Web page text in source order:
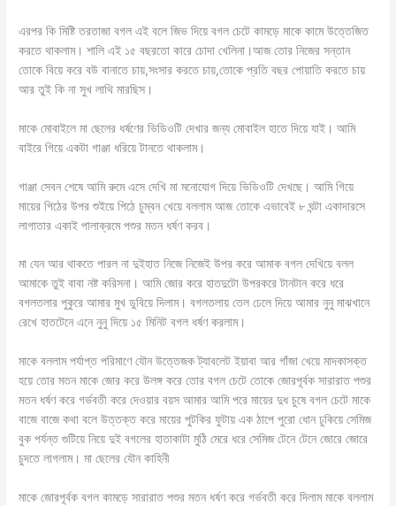
এরপর কি মিষ্টি তরতাজা বগল এই বলে জিভ দিয়ে বগল চেটে কামড়ে মাকে কামে উত্তেজিত
করতে থাকলাম। শালি এই ১৫ বছরতো কারে চোদা খেলিনা।আজ তোর নিজের সন্তান
তোকে বিয়ে করে বউ বানাতে চায়,সংসার করতে চায়,তোকে প্রতি বছর পোয়াতি করতে চায়
আর তুই কি না সুখ লাথি মারছিস।
মাকে মোবাইলে মা ছেলের ধর্ষণের ভিডিওটি দেখার জন্য মোবাইল হাতে দিয়ে যাই। আমি
বাইরে গিয়ে একটা গাঞ্জা ধরিয়ে টানতে থাকলাম।
গাঞ্জা সেবন শেষে আমি রুমে এসে দেখি মা মনোযোগ দিয়ে ভিডিওটি দেখছে। আমি গিয়ে
মায়ের পিঠের উপর শুইয়ে পিঠে চুম্বন খেয়ে বললাম আজ তোকে এভাবেই ৮ ঘন্টা একাদারসে
লাগাতার একাই পালাক্রমে পশুর মতন ধর্ষণ করব।
মা যেন আর থাকতে পারল না দুইহাত নিজে নিজেই উপর করে আমাক বগল দেখিয়ে বলল
আমাকে তুই বাবা নষ্ট করিসনা। আমি জোর করে হাতদুটো উপরকরে টানটান করে ধরে
বগলতলার পুকুরে আমার মুখ ডুবিয়ে দিলাম। বগলতলায় তেল ঢেলে দিয়ে আমার নুনু মাঝখানে
রেখে হাতটেনে এনে নুনু দিয়ে ১৫ মিনিট বগল ধর্ষণ করলাম।
মাকে বললাম পর্যাপ্ত পরিমাণে যৌন উত্তেজক ট্যাবলেট ইয়াবা আর গাঁজা খেয়ে মাদকাসক্ত
হয়ে তোর মতন মাকে জোর করে উলঙ্গ করে তোর বগল চেটে তোকে জোরপূর্বক সারারাত পশুর
মতন ধর্ষণ করে গর্ভবতী করে দেওয়ার বয়স আমার আমি পরে মায়ের দুধ চুষে বগল চেটে মাকে
বাজে বাজে কথা বলে উত্তক্ত করে মায়ের পুটকির ফুটায় এক ঠাপে পুরো ধোন ঢুকিয়ে সেমিজ
বুক পর্যন্ত গুটিয়ে নিয়ে দুই বগলের হাতাকাটা মুঠি মেরে ধরে সেমিজ টেনে টেনে জোরে জোরে
চুদতে লাগলাম। মা ছেলের যৌন কাহিনী
মাকে জোরপূর্বক বগল কামড়ে সারারাত পশুর মতন ধর্ষণ করে গর্ভবতী করে দিলাম মাকে বললাম